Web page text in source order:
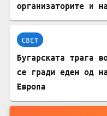
организаторите и
СВЕТ
Бугарската трага
се гради еден од
Европа